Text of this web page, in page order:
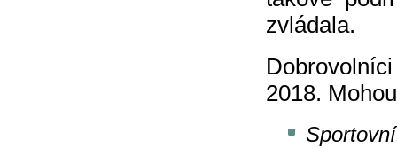
zvládala.
2018.